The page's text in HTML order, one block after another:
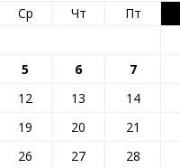
Ср Чт Пт
5 6 7
12 13 14
19 20 21
26 27 28